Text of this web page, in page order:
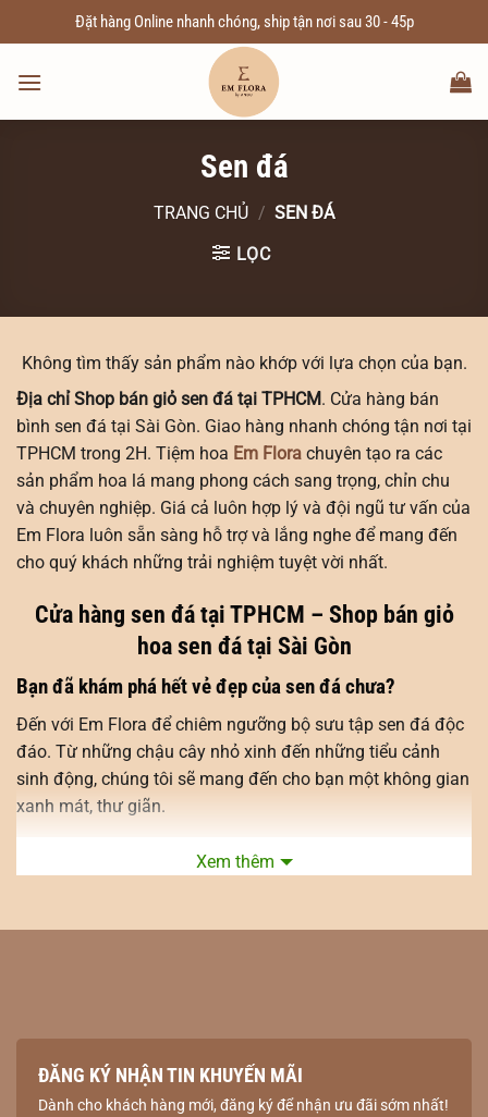
đến
dung
Đặt hàng Online nhanh chóng, ship tận nơi sau 30 - 45p
Sen đá
TRANG CHỦ / SEN ĐÁ
LỌC
Không tìm thấy sản phẩm nào khớp với lựa chọn của bạn.
Địa chỉ Shop bán giỏ sen đá tại TPHCM. Cửa hàng bán
bình sen đá tại Sài Gòn. Giao hàng nhanh chóng tận nơi tại
TPHCM trong 2H. Tiệm hoa Em Flora chuyên tạo ra các
sản phẩm hoa lá mang phong cách sang trọng, chỉn chu
và chuyên nghiệp. Giá cả luôn hợp lý và đội ngũ tư vấn của
Em Flora luôn sẵn sàng hỗ trợ và lắng nghe để mang đến
cho quý khách những trải nghiệm tuyệt vời nhất.
Cửa hàng sen đá tại TPHCM – Shop bán giỏ
hoa sen đá tại Sài Gòn
Bạn đã khám phá hết vẻ đẹp của sen đá chưa?
Đến với Em Flora để chiêm ngưỡng bộ sưu tập sen đá độc
đáo. Từ những chậu cây nhỏ xinh đến những tiểu cảnh
sinh động, chúng tôi sẽ mang đến cho bạn một không gian
xanh mát, thư giãn.
Sen đá – người bạn xanh nhỏ bé, mang lại may mắn và tài lộc
nghệ thuật độc đáo từ sen đá. Mỗi chậu cây đều mang
một câu chuyện riêng.”
Xem thêm
ĐĂNG KÝ NHẬN TIN KHUYẾN MÃI
Dành cho khách hàng mới, đăng ký để nhận ưu đãi sớm nhất!